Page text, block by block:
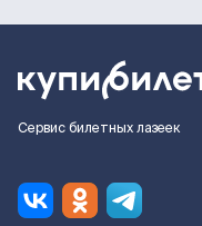
Сервис билетных лазеек